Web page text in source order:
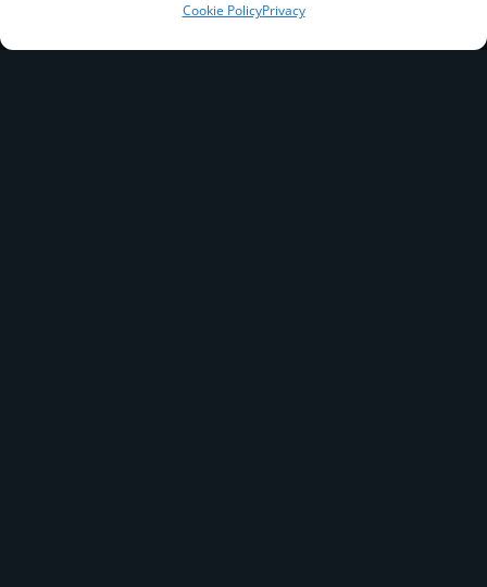
Cookie PolicyPrivacy
Joomlapartner Internetbureau